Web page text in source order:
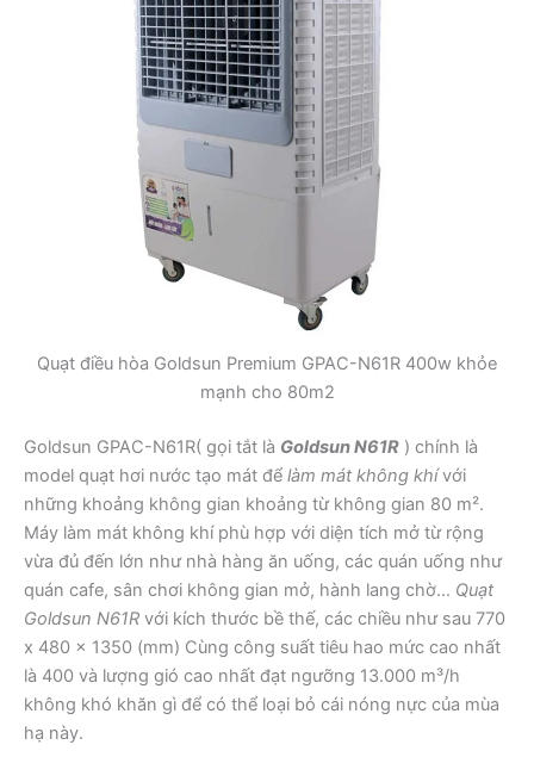
Quạt điều hòa Goldsun Premium GPAC-N61R 400w khỏe
mạnh cho 80m2
Goldsun GPAC-N61R( gọi tắt là Goldsun N61R ) chính là
model quạt hơi nước tạo mát để làm mát không khívới
những khoảng không gian khoảng từ không gian 80 m².
Máy làm mát không khí phù hợp với diện tích mở từ rộng
vừa đủ đến lớn như nhà hàng ăn uống, các quán uống như
quán cafe, sân chơi không gian mở, hành lang chờ… Quạt
Goldsun N61R với kích thước bề thế, các chiều như sau 770
x 480 x 1350 (mm) Cùng công suất tiêu hao mức cao nhất
là 400 và lượng gió cao nhất đạt ngưỡng 13.000 m³/h
không khó khăn gì để có thể loại bỏ cái nóng nực của mùa
hạ này.